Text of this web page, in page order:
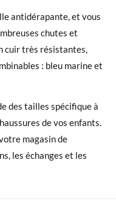
antidérapante, et vous
chutes et
cuir très résistantes,
: bleu marine et
des tailles spécifique à
de vos enfants.
magasin de
les échanges et les